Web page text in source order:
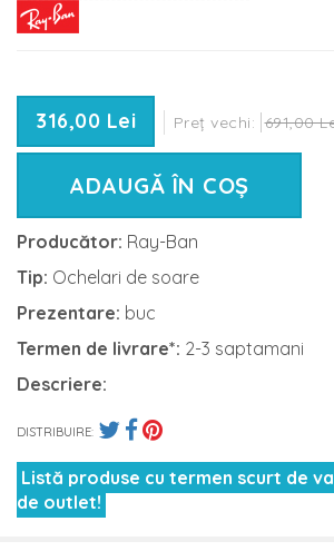
316,00 Lei Preț vechi: 691,00
ADAUGĂ ÎN COȘ
Producător: Ray-Ban
Tip: Ochelari de soare
Prezentare: buc
Termen de livrare*: 2-3 saptamani
Descriere:
DISTRIBUIRE:
Listă produse cu termen scurt de
de outlet!